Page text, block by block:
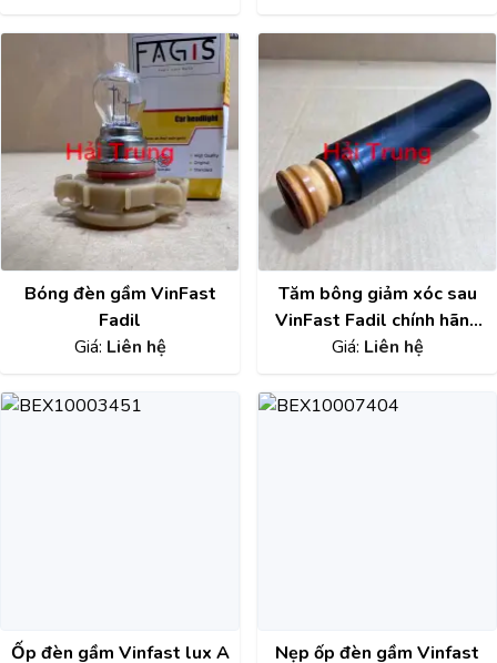
Bóng đèn gầm VinFast
Fadil
Giá: Liên hệ
Tăm bông giảm xóc sau
VinFast Fadil chính hãng
42344955
Giá: Liên hệ
Ốp đèn gầm Vinfast lux A Nẹp ốp đèn gầm Vinfast